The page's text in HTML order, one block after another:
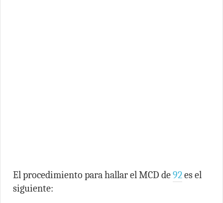
El procedimiento para hallar el MCD de92es el
siguiente: